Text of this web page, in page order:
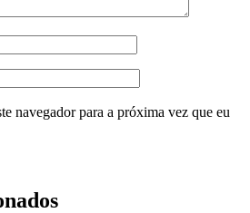
navegador para a próxima vez que eu